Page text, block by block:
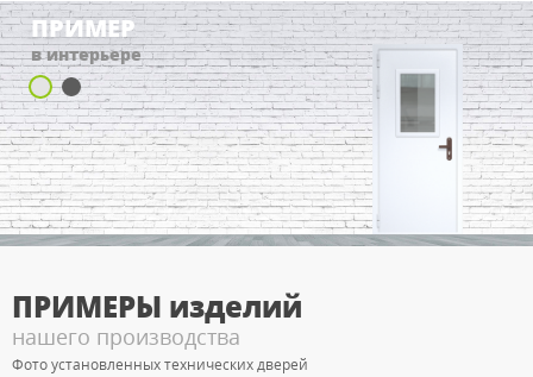
ПРИМЕР
в интерьере
ПРИМЕРЫ изделий
нашего производства
Фото установленных технических дверей